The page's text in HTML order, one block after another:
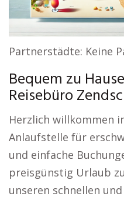
Partnerstädte: Keine
Bequem zu
Reisebüro
Herzlich willkommen
Anlaufstelle für
und einfache
preisgünstig Urlaub
unseren schnellen